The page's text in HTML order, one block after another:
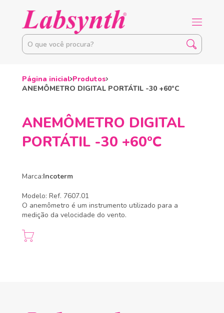
Página inicial Produtos
ANEMÔMETRO DIGITAL PORTÁTIL -30 +60ºC
ANEMÔMETRO DIGITAL
PORTÁTIL -30 +60ºC
Marca:Incoterm
Modelo: Ref. 7607.01
O anemômetro é um instrumento utilizado para a
medição da velocidade do vento.